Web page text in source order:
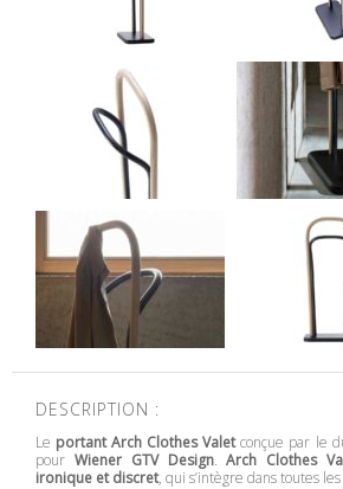
DESCRIPTION :
Le portant Arch Clothes Valetconçue par le
pour Wiener GTV Design.Arch Clothes
ironique et discret, qui s’intègre dans toutes